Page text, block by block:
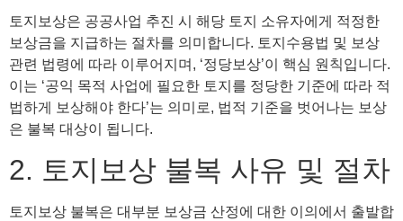
토지보상은 공공사업 추진 시 해당 토지 소유자에게 적정한
보상금을 지급하는 절차를 의미합니다. 토지수용법 및 보상
관련 법령에 따라 이루어지며, ‘정당보상’이 핵심 원칙입니다.
이는 ‘공익 목적 사업에 필요한 토지를 정당한 기준에 따라 적
법하게 보상해야 한다’는 의미로, 법적 기준을 벗어나는 보상
은 불복 대상이 됩니다.
2. 토지보상 불복 사유 및 절차
토지보상 불복은 대부분 보상금 산정에 대한 이의에서 출발합